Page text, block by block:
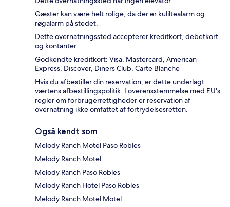
Gæster kan være helt rolige, da der er kuliltealarm og
røgalarm på stedet.
Dette overnatningssted accepterer kreditkort, debetkort
og kontanter.
Godkendte kreditkort: Visa, Mastercard, American
Express, Discover, Diners Club, Carte Blanche
Hvis du afbestiller din reservation, er dette underlagt
værtens afbestillingspolitik. I overensstemmelse med EU's
regler om forbrugerrettigheder er reservation af
overnatning ikke omfattet af fortrydelsesretten.
Også kendt som
Melody Ranch Motel Paso Robles
Melody Ranch Motel
Melody Ranch Paso Robles
Melody Ranch Hotel Paso Robles
Melody Ranch Motel Motel